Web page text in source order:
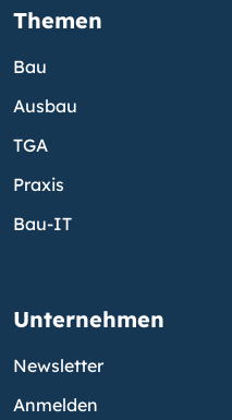
Themen
Bau
Ausbau
TGA
Praxis
Bau-IT
Unternehmen
Newsletter
Anmelden